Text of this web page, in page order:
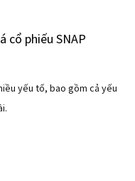
cổ phiếu SNAP
yếu tố, bao gồm cả yếu